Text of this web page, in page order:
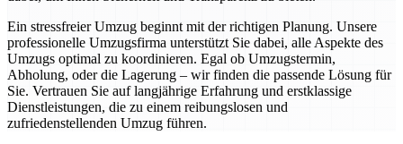
Ein stressfreier Umzug beginnt mit der richtigen Planung. Unsere
professionelle Umzugsfirma unterstützt Sie dabei, alle Aspekte des
Umzugs optimal zu koordinieren. Egal ob Umzugstermin,
Abholung, oder die Lagerung – wir finden die passende Lösung für
Sie. Vertrauen Sie auf langjährige Erfahrung und erstklassige
Dienstleistungen, die zu einem reibungslosen und
zufriedenstellenden Umzug führen.